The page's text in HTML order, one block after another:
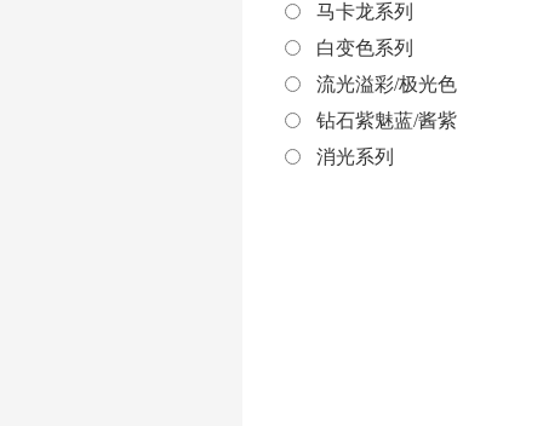
马卡龙系列
白变色系列
流光溢彩/极光色
钻石紫魅蓝/酱紫
消光系列